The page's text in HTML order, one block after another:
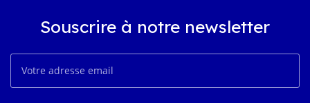
Souscrire à notre newsletter